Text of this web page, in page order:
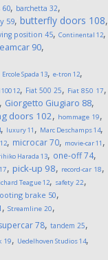
60, barchetta 32,
59, butterfly doors 108,
position 45, Continental 12,
90,
Ercole Spada 13, e-tron 12,
12, Fiat 500 25, Fiat 850 17,
, Giorgetto Giugiaro 88,
doors 102, hommage 19,
, luxury11 , Marc Deschamps14,
12, microcar70, movie-car11 ,
Harada 13, one-off74,
17, pick-up 98, record-car 18,
Teague12, safety 22,
brake 50,
, Streamline 20,
78, tandem 25,
19, Uedelhoven Studios14,